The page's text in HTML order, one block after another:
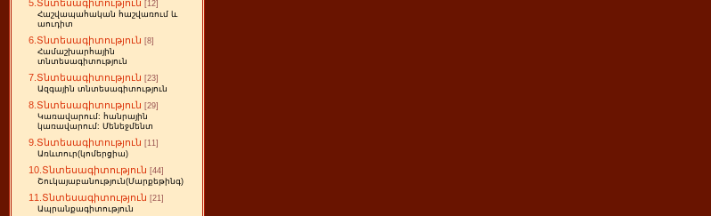
5.Տնտեսագիտություն [12]
Հաշվապահական հաշվառում և
աուդիտ
6.Տնտեսագիտություն [8]
Համաշխարհային
տնտեսագիտություն
7.Տնտեսագիտություն [23]
Ազգային տնտեսագիտություն
8.Տնտեսագիտություն [29]
Կառավարում: հանրային
կառավարում: Մենեջմենտ
9.Տնտեսագիտություն [11]
Առևտուր(կոմերցիա)
10.Տնտեսագիտություն [44]
Շուկայաբանություն(Մարքեթինգ)
11.Տնտեսագիտություն [21]
Ապրանքագիտություն